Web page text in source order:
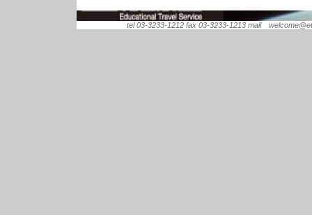
tel 03-3233-1212 fax 03-3233-1213 mail